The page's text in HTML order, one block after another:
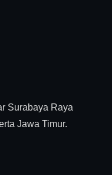
Surabaya Raya
Jawa Timur.